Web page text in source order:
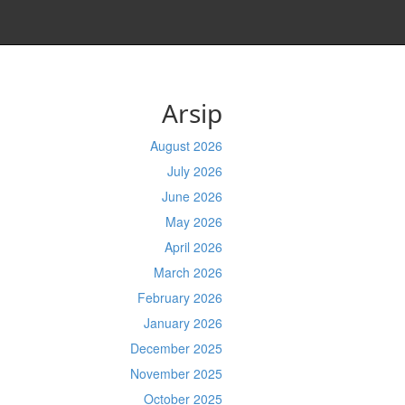
Arsip
August 2026
July 2026
June 2026
May 2026
April 2026
March 2026
February 2026
January 2026
December 2025
November 2025
October 2025